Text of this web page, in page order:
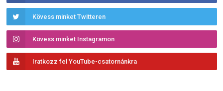
Kövess minket Twitteren
Kövess minket Instagramon
Iratkozz fel YouTube-csatornánkra